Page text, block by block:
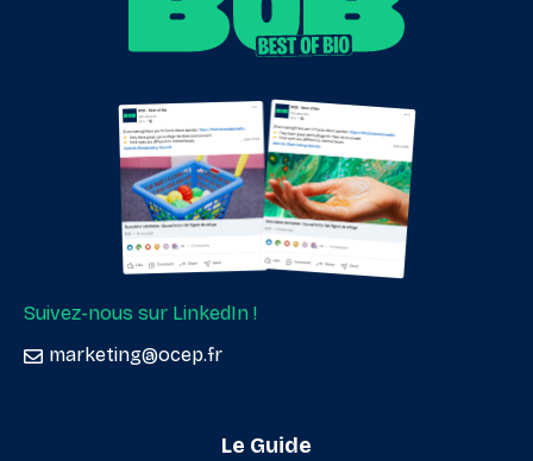
Suivez-nous sur LinkedIn !
marketing@ocep.fr
Le Guide